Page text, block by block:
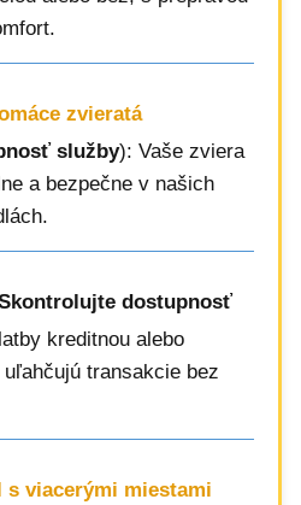
zvieratá
služby): Vaše zviera
a bezpečne v našich
dostupnosť
kreditnou alebo
transakcie bez
s viacerými miestami